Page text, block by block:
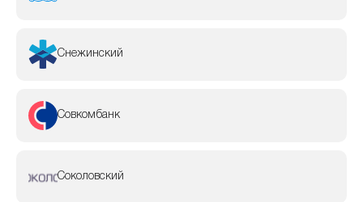
Снежинский
Совкомбанк
Соколовский